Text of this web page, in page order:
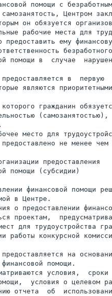
помощи с
Центром
он обязуется
рабочие места для
предоставить ему
помощи в  случае
в  первую
являются
гражданин
место для
не менее
предоставления
помощи (субсидии)
финансовой помощи
в Центре.
о предоставлении
проектам,
для трудоустройства
работы конкурсной
на
помощи.
условия,  сроки
условия о целевом
отчета  об